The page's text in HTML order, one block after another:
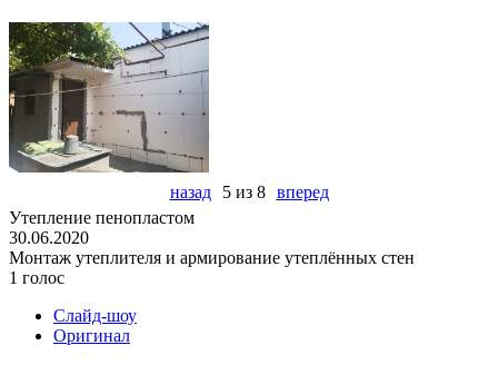
назад 5 из 8
вперед
Утепление пенопластом
30.06.2020
Монтаж утеплителя и армирование утеплённых стен
1 голос
Слайд-шоу
Оригинал